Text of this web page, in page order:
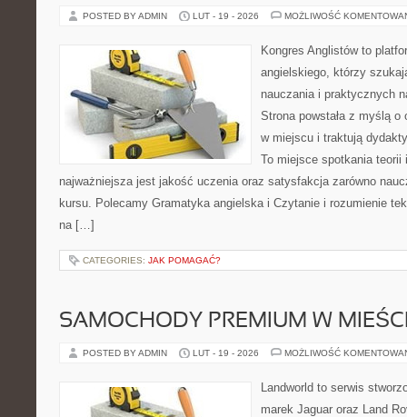
POSTED BY ADMIN LUT - 19 - 2026 MOŻLIWOŚĆ
Kongres Anglistów to
angielskiego, którzy
nauczania i praktycznych
Strona powstała z myślą
w miejscu i traktują
To miejsce spotkania teorii
najważniejsza jest jakość uczenia oraz satysfakcja zarówno
kursu. Polecamy Gramatyka angielska i Czytanie i rozumienie
na […]
CATEGORIES: JAK POMAGAĆ?
SAMOCHODY PREMIUM W
POSTED BY ADMIN LUT - 19 - 2026 MOŻLIWOŚĆ
Landworld to serwis
marek Jaguar oraz Land